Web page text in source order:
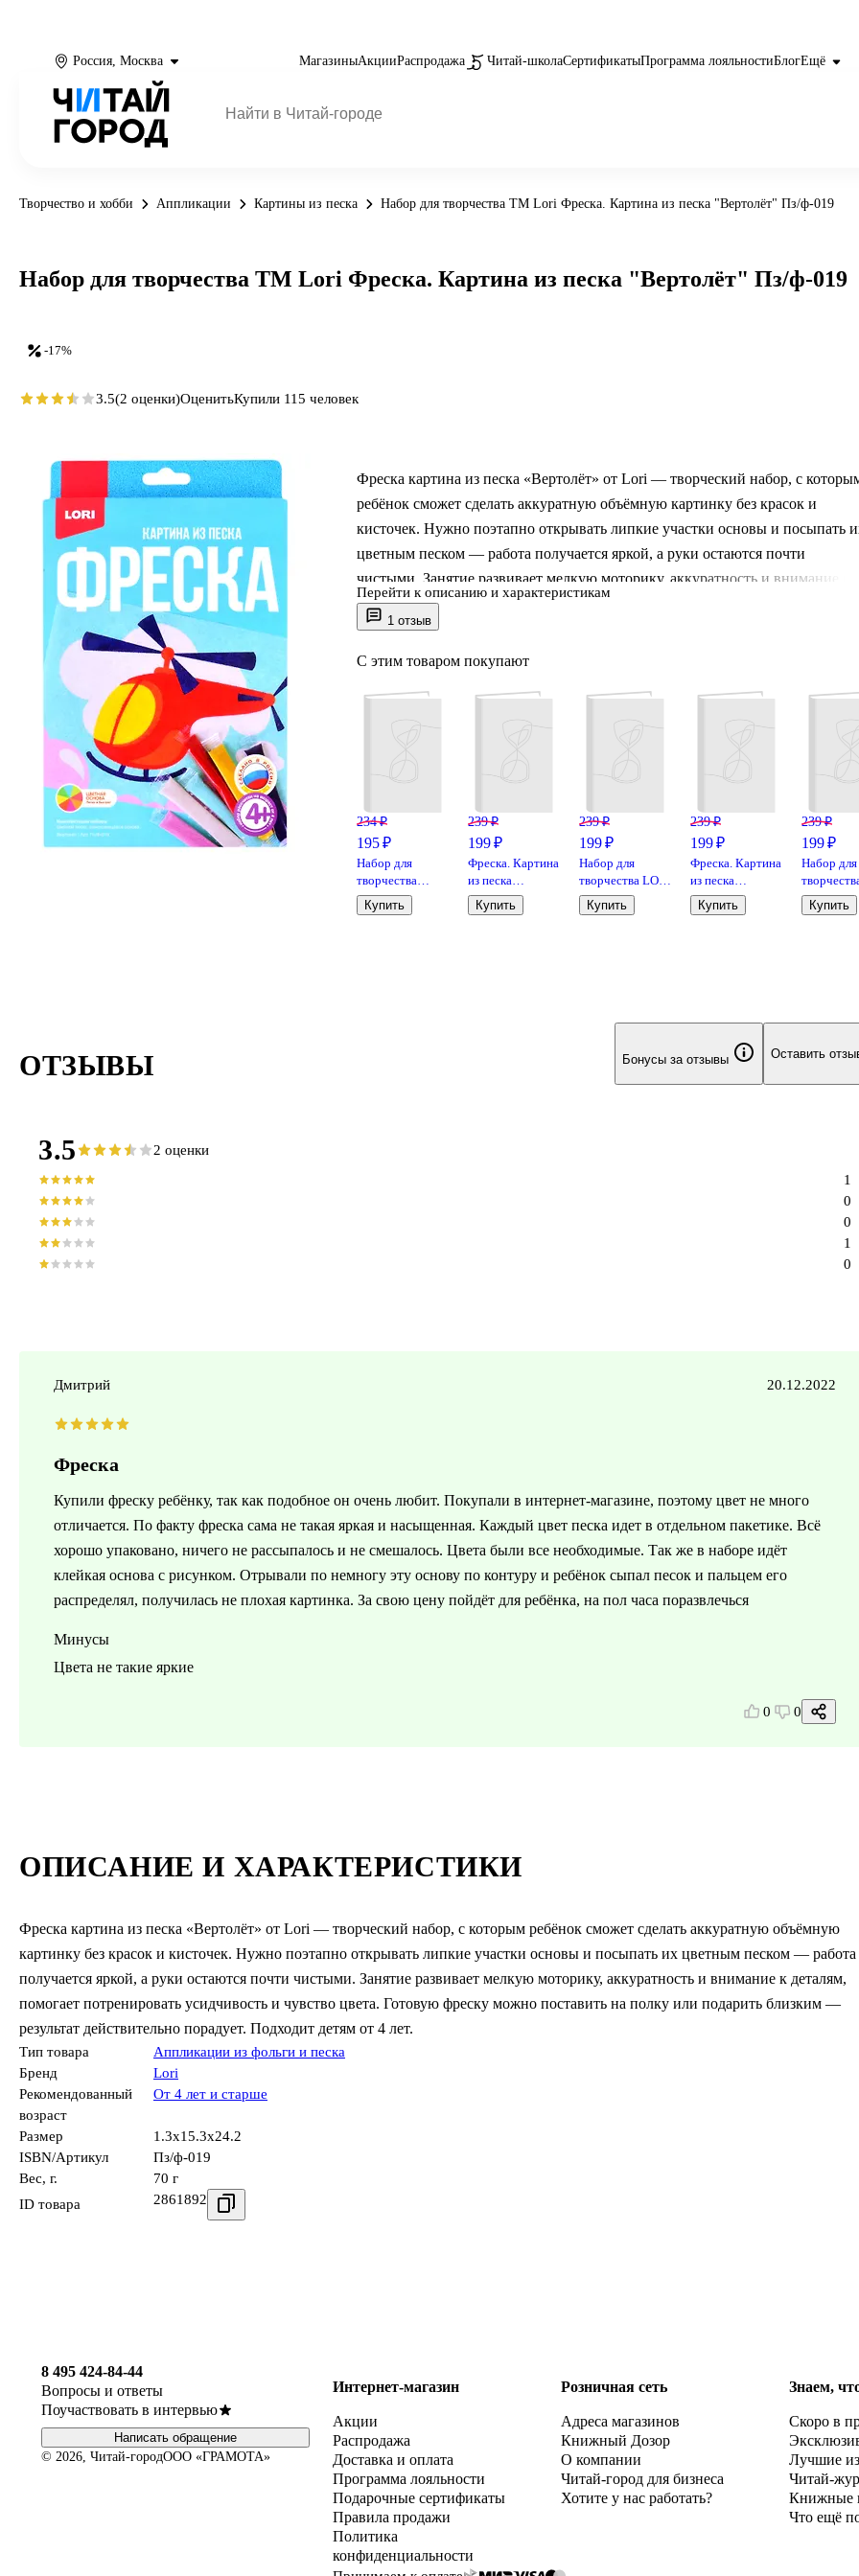
Россия, Москва МагазиныАкцииРаспродажа Читай-школаСертификатыПрограмма лояльностиБлогЕщё
Творчество и хобби Аппликации Картины из песка Набор для творчества ТМ Lori Фреска. Картина из песка "Вертолёт" Пз/ф-019
1 отзыв
Фреска картина из песка «Вертолёт» от Lori — творческий набор, с
ребёнок сможет сделать аккуратную объёмную картинку без красок и
кисточек. Нужно поэтапно открывать липкие участки основы и посыпать
цветным песком — работа получается яркой, а руки остаются почти
чистыми. Занятие развивает мелкую моторику, аккуратность и внимание к
деталям, помогает потренировать усидчивость и чувство цвета. Готовую
фреску можно поставить на полку или подарить близким — результат
действительно порадует. Подходит детям от 4 лет.
Перейти к описанию и характеристикам
С этим товаром покупают
234 ₽
195 ₽
Набор для
творчества
LORI. Фреска.
Картина из
Купить
239 ₽
199 ₽
Фреска. Картина
из песка
"Собачка"
Купить
239 ₽
199 ₽
Набор для
творчества LORI
Фреска. Картина
из песка Мишка
Купить
239 ₽
199 ₽
Фреска. Картина
из песка
"Львёнок"
Купить
239 ₽
199 ₽
Набор для
Цветы из
пайеток
Купить
-17%
Набор для творчества ТМ Lori Фреска. Картина из песка "Вертолёт" Пз/ф-019
3.5(2 оценки)ОценитьКупили 115 человек
ОПИСАНИЕ И ХАРАКТЕРИСТИКИ
Фреска картина из песка «Вертолёт» от Lori — творческий набор, с которым ребёнок сможет сделать аккуратную объёмную
картинку без красок и кисточек. Нужно поэтапно открывать липкие участки основы и посыпать их цветным песком — работа
получается яркой, а руки остаются почти чистыми. Занятие развивает мелкую моторику, аккуратность и внимание к деталям,
помогает потренировать усидчивость и чувство цвета. Готовую фреску можно поставить на полку или подарить близким —
результат действительно порадует. Подходит детям от 4 лет.
Тип товара
Аппликации из фольги и песка
Бренд
Lori
Рекомендованный
возраст
От 4 лет и старше
Размер
1.3x15.3x24.2
ISBN/Артикул
Пз/ф-019
Вес, г.
70 г
ID товара
2861892
ОТЗЫВЫ Бонусы за отзывы Оставить
3.5 2 оценки
0
1
0
0
1
Дмитрий 20.12.2022
Фреска
Купили фреску ребёнку, так как подобное он очень любит. Покупали в интернет-магазине, поэтому цвет не много
отличается. По факту фреска сама не такая яркая и насыщенная. Каждый цвет песка идет в отдельном пакетике. Всё
хорошо упаковано, ничего не рассыпалось и не смешалось. Цвета были все необходимые. Так же в наборе идёт
клейкая основа с рисунком. Отрывали по немногу эту основу по контуру и ребёнок сыпал песок и пальцем его
распределял, получилась не плохая картинка. За свою цену пойдёт для ребёнка, на пол часа поразвлечься
Минусы
Цвета не такие яркие
0 0
8 495 424-84-44
Вопросы и ответы
Поучаствовать в интервью
Написать обращение
© 2026, Читай-городООО «ГРАМОТА»
Интернет-магазин
Акции
Распродажа
Доставка и оплата
Программа лояльности
Подарочные сертификаты
Правила продажи
Политика
конфиденциальности
Розничная сеть
Адреса магазинов
Книжный Дозор
О компании
Читай-город для бизнеса
Хотите у нас работать?
Знаем,
Скоро в
Лучшие
Читай-
Книжные
Что ещё